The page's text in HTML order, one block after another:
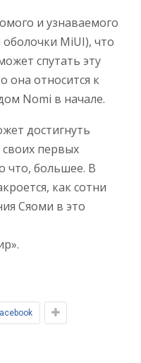
и узнаваемого
MiUI), что
спутать эту
она относится к
Nomi в начале.
достигнуть
своих первых
что, большее. В
как сотни
Сяоми в это